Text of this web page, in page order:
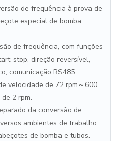
de frequência à prova de
especial de bomba,
de frequência, com funções
stop, direção reversível,
comunicação RS485.
velocidade de 72 rpm～600
2 rpm.
da conversão de
ambientes de trabalho.
de bomba e tubos.